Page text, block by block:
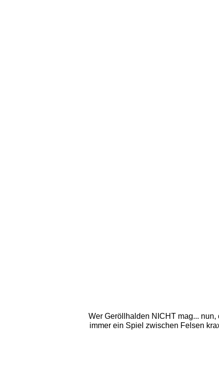
Wer Geröllhalden NICHT mag...
immer ein Spiel zwischen Felsen